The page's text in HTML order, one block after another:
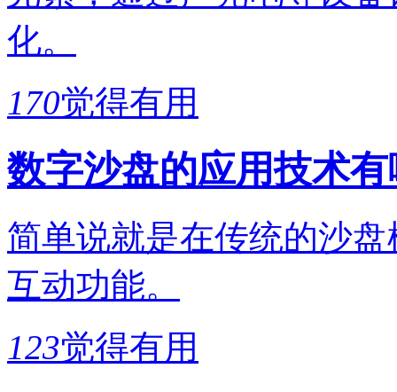
化。
170觉得有用
数字沙盘的应用技术
简单说就是在传统的沙
互动功能。
123觉得有用